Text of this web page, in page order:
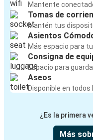
Mantente
Tomas de
Mantén tus
Asientos
Más espacio para
Consigna de
Espacio para
Aseos
Disponible en todos
¿Es la primera
Más